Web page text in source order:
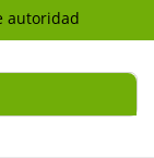
autoridad